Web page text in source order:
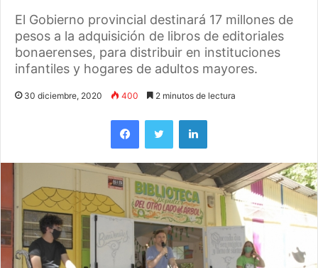
El Gobierno provincial destinará 17 millones de
pesos a la adquisición de libros de editoriales
bonaerenses, para distribuir en instituciones
infantiles y hogares de adultos mayores.
30 diciembre, 2020 400 2 minutos de lectura